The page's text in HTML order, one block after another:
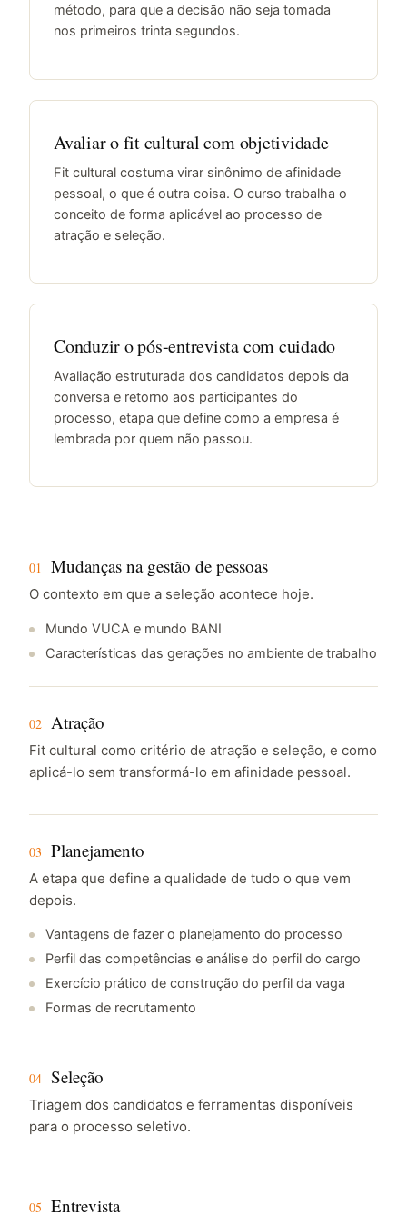
método, para que a decisão não seja tomada
nos primeiros trinta segundos.
Avaliar o fit cultural com objetividade
Fit cultural costuma virar sinônimo de afinidade
pessoal, o que é outra coisa. O curso trabalha o
conceito de forma aplicável ao processo de
atração e seleção.
Conduzir o pós-entrevista com cuidado
Avaliação estruturada dos candidatos depois da
conversa e retorno aos participantes do
processo, etapa que define como a empresa é
lembrada por quem não passou.
01 Mudanças na gestão de pessoas
O contexto em que a seleção acontece hoje.
Mundo VUCA e mundo BANI
Características das gerações no ambiente de trabalho
02 Atração
Fit cultural como critério de atração e seleção, e como
aplicá-lo sem transformá-lo em afinidade pessoal.
03 Planejamento
A etapa que define a qualidade de tudo o que vem
depois.
Vantagens de fazer o planejamento do processo
Perfil das competências e análise do perfil do cargo
Exercício prático de construção do perfil da vaga
Formas de recrutamento
04 Seleção
Triagem dos candidatos e ferramentas disponíveis
para o processo seletivo.
05 Entrevista